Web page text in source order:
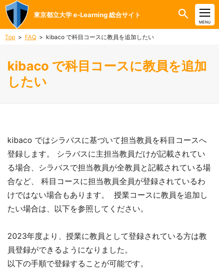
CLOSE
MENU
Top FAQ kibaco で科目コースに教員を追加したい
kibaco で科目コースに教員を追加
したい
kibaco ではシラバスに基づいて担当教員を科目コースへ
登録します。 シラバスに主担当教員だけが記載されてい
る場合、シラバスで担当教員が全教員と記載されている場
合など、 科目コースに担当教員全員が登録されているわ
けではない場合もあります。 授業コースに教員を追加し
たい場合は、以下を参照してください。
2023年度より、授業に教員として登録されている方は教
員登録ができるようになりました。
以下の手順で登録することが可能です。
東京都立大学 e-Learning 総合サイト